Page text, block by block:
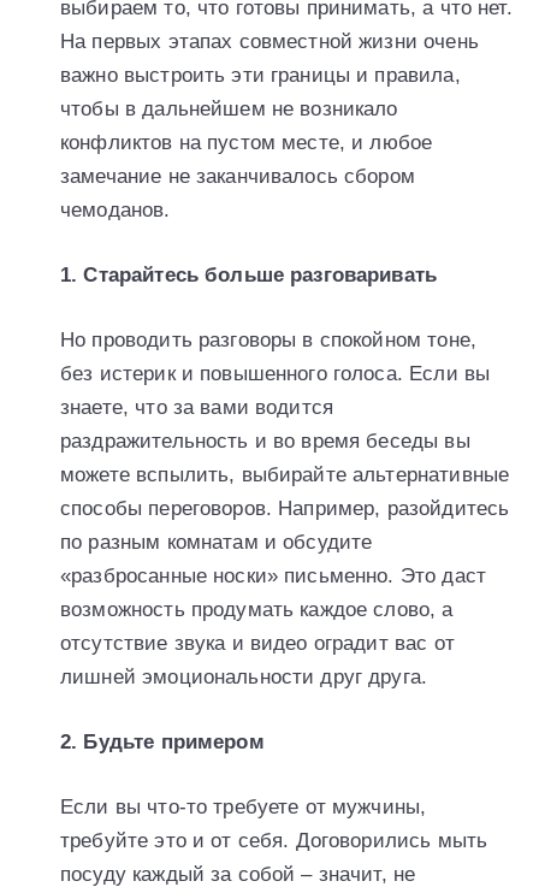
выбираем то, что готовы принимать, а что нет.
На первых этапах совместной жизни очень
важно выстроить эти границы и правила,
чтобы в дальнейшем не возникало
конфликтов на пустом месте, и любое
замечание не заканчивалось сбором
чемоданов.
1. Старайтесь больше разговаривать
Но проводить разговоры в спокойном тоне,
без истерик и повышенного голоса. Если вы
знаете, что за вами водится
раздражительность и во время беседы вы
можете вспылить, выбирайте альтернативные
способы переговоров. Например, разойдитесь
по разным комнатам и обсудите
«разбросанные носки» письменно. Это даст
возможность продумать каждое слово, а
отсутствие звука и видео оградит вас от
лишней эмоциональности друг друга.
2. Будьте примером
Если вы что-то требуете от мужчины,
требуйте это и от себя. Договорились мыть
посуду каждый за собой – значит, не